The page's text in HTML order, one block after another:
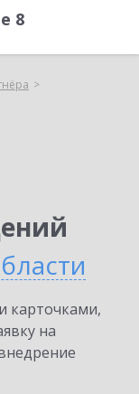
8
карточками,
на